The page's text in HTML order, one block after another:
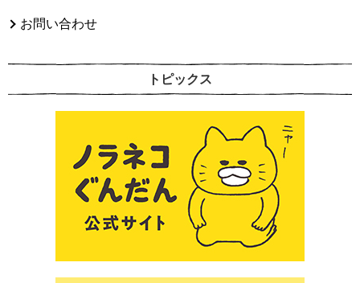
お問い合わせ
トピックス